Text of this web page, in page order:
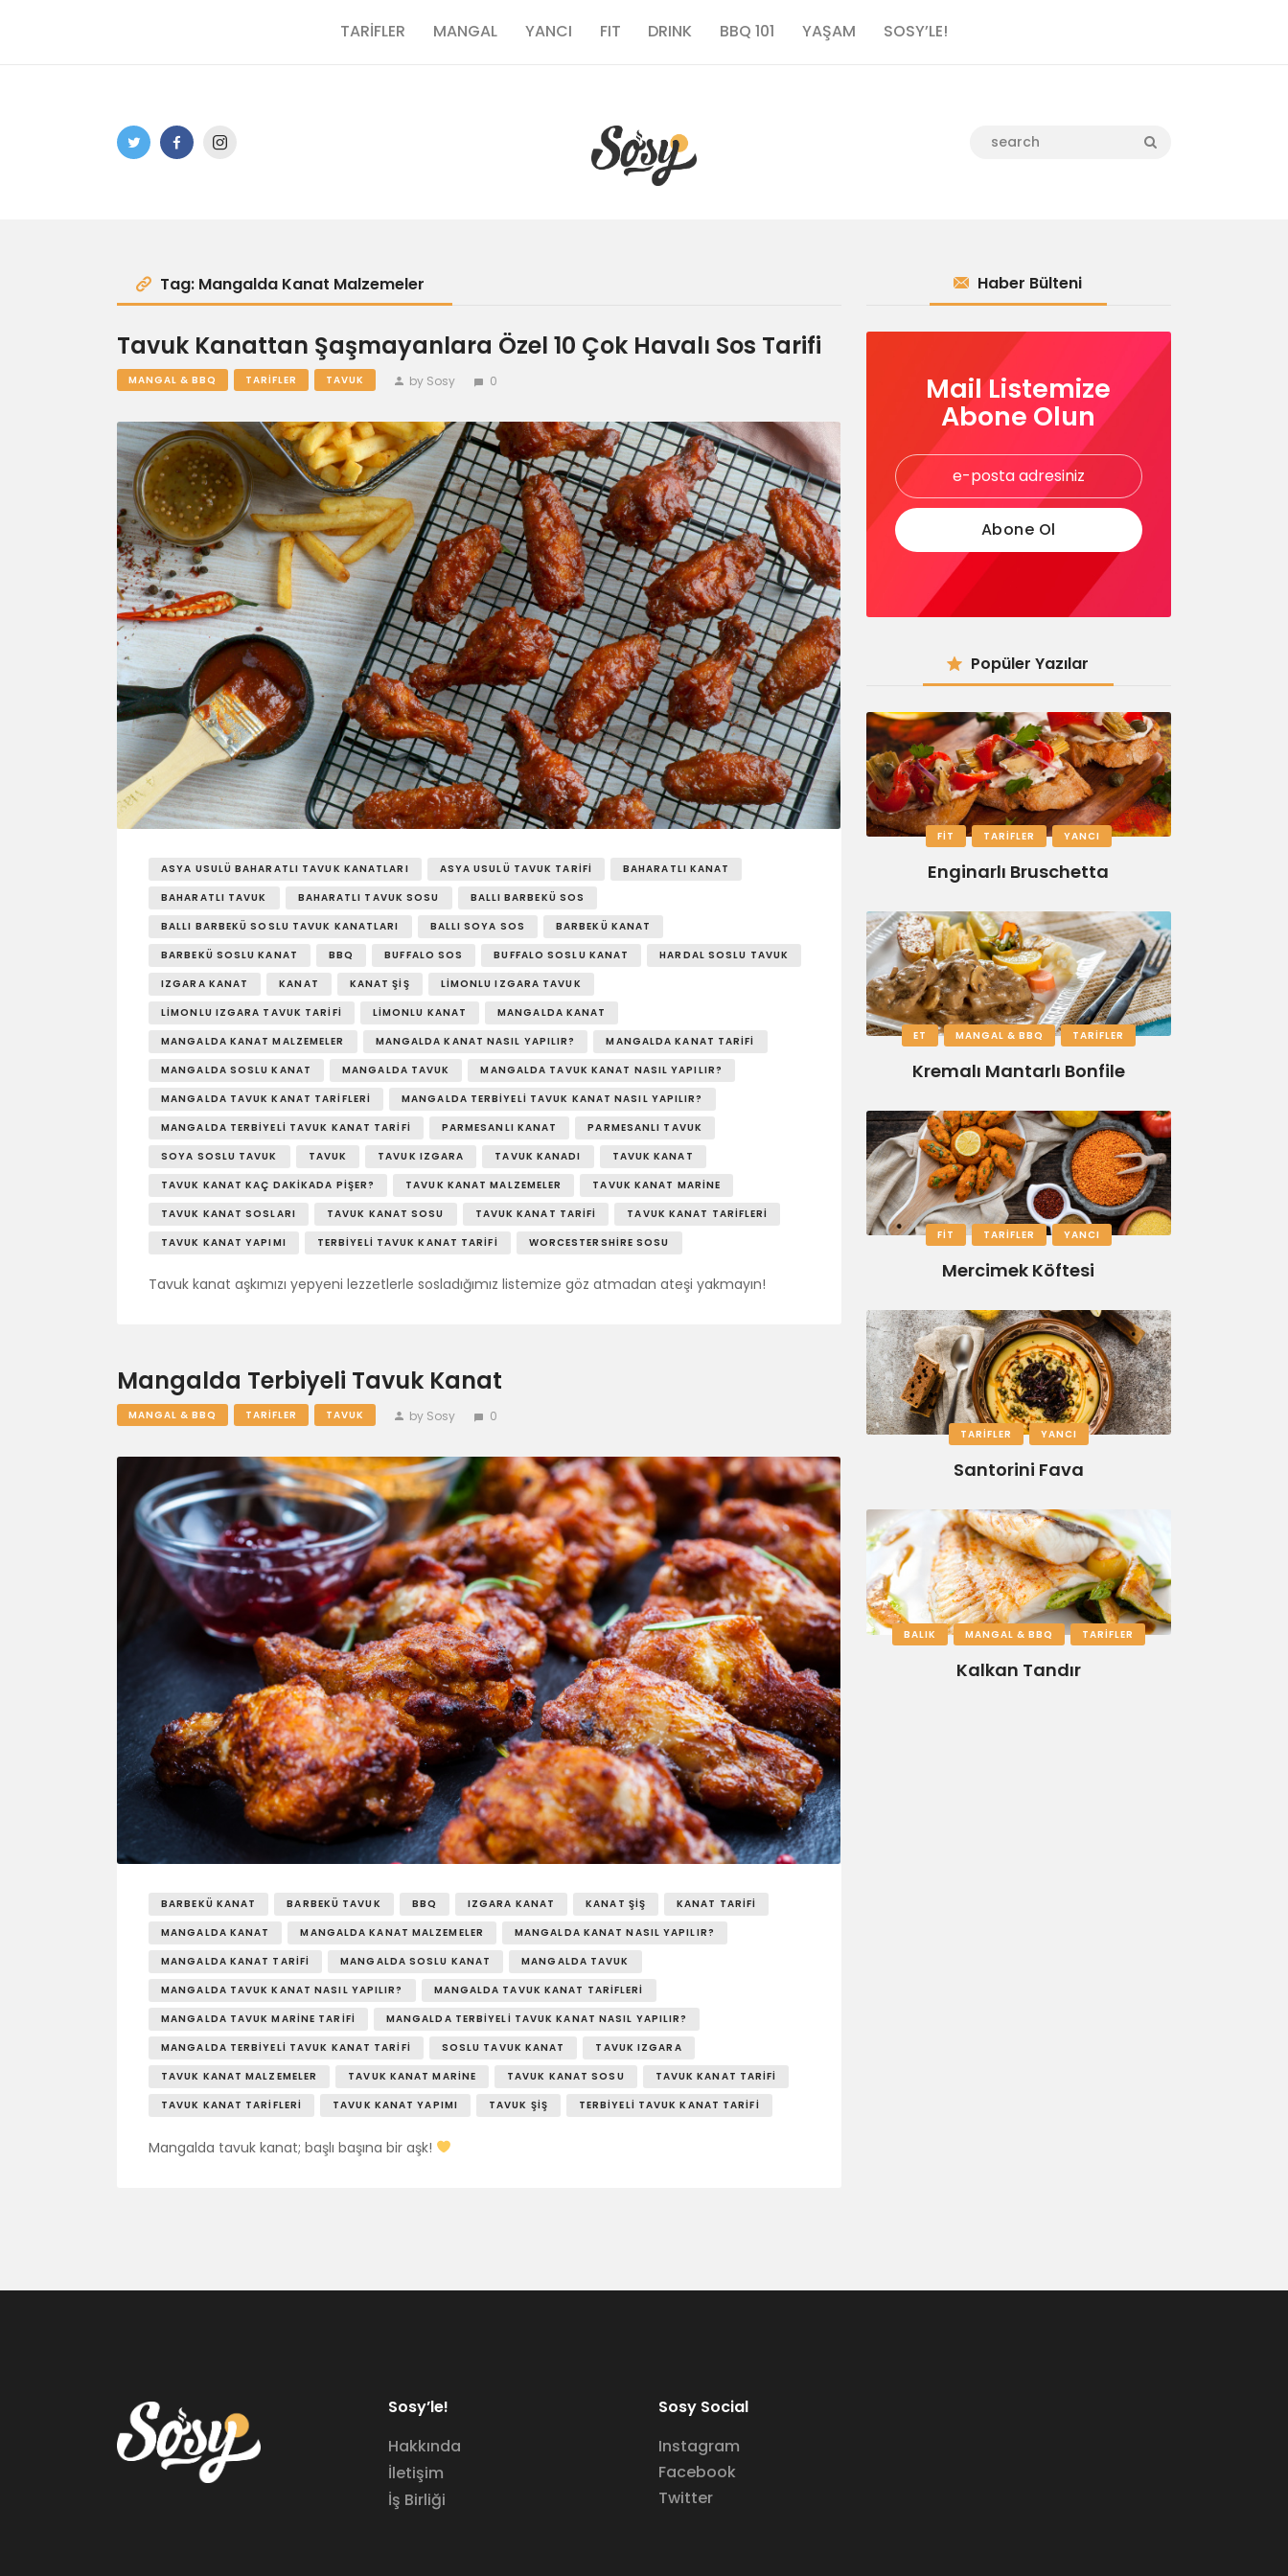
TARİFLER MANGAL YANCI FIT DRINK BBQ 101 YAŞAM SOSY’LE!
TARİFLER
YANCI
SOSY’LE!
Tag: Mangalda Kanat Malzemeler
Tavuk Kanattan Şaşmayanlara Özel 10 Çok Havalı Sos Tarifi
MANGAL & BBQ TARIFLER TAVUK by Sosy 0
ASYA USULÜ BAHARATLI TAVUK KANATLARI ASYA USULÜ TAVUK TARIFI
BAHARATLI KANAT
BAHARATLI TAVUK
BAHARATLI TAVUK SOSU
BALLI BARBEKÜ SOS
BALLI BARBEKÜ SOSLU TAVUK KANATLARI
BALLI SOYA SOS
BARBEKÜ KANAT
BARBEKÜ SOSLU KANAT
BBQ BUFFALO SOS BUFFALO SOSLU KANAT
HARDAL SOSLU TAVUK
IZGARA KANAT
KANAT KANAT ŞIŞ
LIMONLU IZGARA TAVUK
LIMONLU IZGARA TAVUK TARIFI
LIMONLU KANAT
MANGALDA KANAT
MANGALDA KANAT MALZEMELER
MANGALDA KANAT NASIL YAPILIR?
MANGALDA KANAT TARIFI
MANGALDA SOSLU KANAT
MANGALDA TAVUK
MANGALDA TAVUK KANAT NASIL YAPILIR?
MANGALDA TAVUK KANAT TARIFLERI
MANGALDA TERBIYELI TAVUK KANAT NASIL YAPILIR?
MANGALDA TERBIYELI TAVUK KANAT TARIFI
PARMESANLI KANAT
PARMESANLI TAVUK
SOYA SOSLU TAVUK
TAVUK TAVUK IZGARA TAVUK KANADI
TAVUK KANAT
TAVUK KANAT KAÇ DAKIKADA PIŞER?
TAVUK KANAT MALZEMELER
TAVUK KANAT MARINE
TAVUK KANAT SOSLARI
TAVUK KANAT SOSU TAVUK KANAT TARIFI
TAVUK KANAT TARIFLERI
TAVUK KANAT YAPIMI
TERBIYELI TAVUK KANAT TARIFI WORCESTERSHIRE SOSU
Tavuk kanat aşkımızı yepyeni lezzetlerle sosladığımız listemize göz atmadan ateşi yakmayın!
Mangalda Terbiyeli Tavuk Kanat
MANGAL & BBQ TARIFLER TAVUK by Sosy 0
BARBEKÜ KANAT BARBEKÜ TAVUK BBQ IZGARA KANAT KANAT ŞIŞ
KANAT TARIFI
MANGALDA KANAT
MANGALDA KANAT MALZEMELER
MANGALDA KANAT NASIL YAPILIR?
MANGALDA KANAT TARIFI
MANGALDA SOSLU KANAT
MANGALDA TAVUK
MANGALDA TAVUK KANAT NASIL YAPILIR?
MANGALDA TAVUK KANAT TARIFLERI
MANGALDA TAVUK MARINE TARIFI
MANGALDA TERBIYELI TAVUK KANAT NASIL YAPILIR?
MANGALDA TERBIYELI TAVUK KANAT TARIFI
SOSLU TAVUK KANAT
TAVUK IZGARA
TAVUK KANAT MALZEMELER
TAVUK KANAT MARINE TAVUK KANAT SOSU
TAVUK KANAT TARIFI
TAVUK KANAT TARIFLERI
TAVUK KANAT YAPIMI TAVUK ŞIŞ TERBIYELI TAVUK KANAT TARIFI
Mangalda tavuk kanat; başlı başına bir aşk!
Haber Bülteni
Mail Listemize
Abone Olun
Popüler Yazılar
FIT TARIFLER YANCI
Enginarlı Bruschetta
ET MANGAL & BBQ TARIFLER
Kremalı Mantarlı Bonfile
FIT TARIFLER YANCI
Mercimek Köftesi
TARIFLER YANCI
Santorini Fava
BALIK MANGAL & BBQ TARIFLER
Kalkan Tandır
Sosy’le!
Hakkında
İletişim
İş Birliği
Sosy Social
Instagram
Facebook
Twitter